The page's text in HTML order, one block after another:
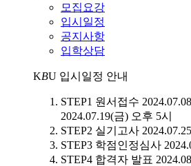
모집요강
입시일정
공지사항
입학상담
KBU 입시일정 안내
STEP1 원서접수
2024.07.19(금) 오후 5시
STEP2 실기고사
STEP3 학점인정심사
STEP4 합격자 발표